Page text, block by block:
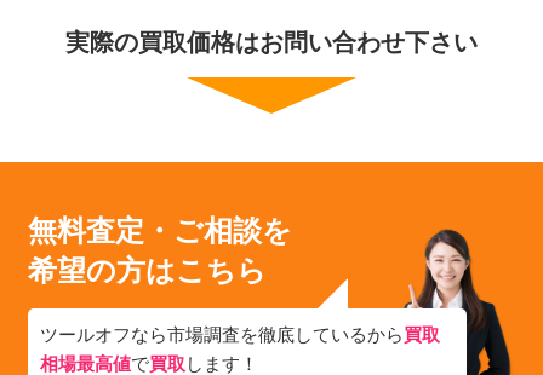
実際の買取価格はお問い合わせ下さい
無料査定・ご相談を
希望の方はこちら
ツールオフなら市場調査を徹底しているから買取
相場最高値で買取 します！